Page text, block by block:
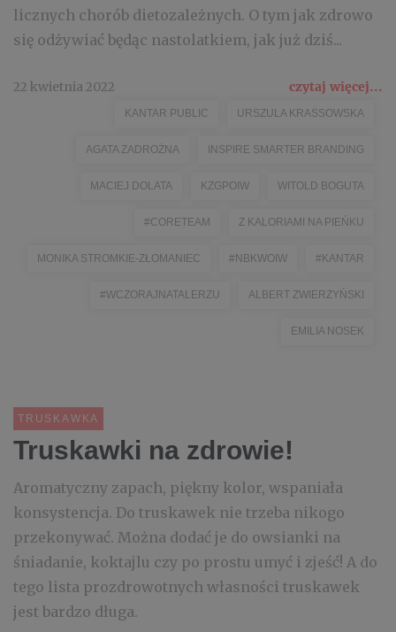
licznych chorób dietozależnych. O tym jak zdrowo
się odżywiać będąc nastolatkiem, jak już dziś...
22 kwietnia 2022 czytaj więcej...
KANTAR PUBLIC URSZULA KRASSOWSKA
AGATA ZADROŻNA INSPIRE SMARTER BRANDING
MACIEJ DOLATA KZGPOIW WITOLD BOGUTA
#CORETEAM Z KALORIAMI NA PIEŃKU
MONIKA STROMKIE-ZŁOMANIEC #NBKWOIW #KANTAR
#WCZORAJNATALERZU ALBERT ZWIERZYŃSKI
EMILIA NOSEK
TRUSKAWKA
Truskawki na zdrowie!
Aromatyczny zapach, piękny kolor, wspaniała
konsystencja. Do truskawek nie trzeba nikogo
przekonywać. Można dodać je do owsianki na
śniadanie, koktajlu czy po prostu umyć i zjeść! A do
tego lista prozdrowotnych własności truskawek
jest bardzo długa.